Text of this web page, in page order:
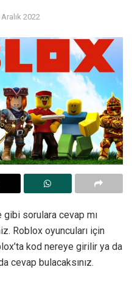
2022
gibi sorulara cevap mı
Roblox oyuncuları için
kod nereye girilir ya da
cevap bulacaksınız.